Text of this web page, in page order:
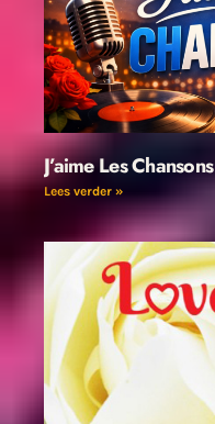
J’aime Les Chansons
Lees verder »